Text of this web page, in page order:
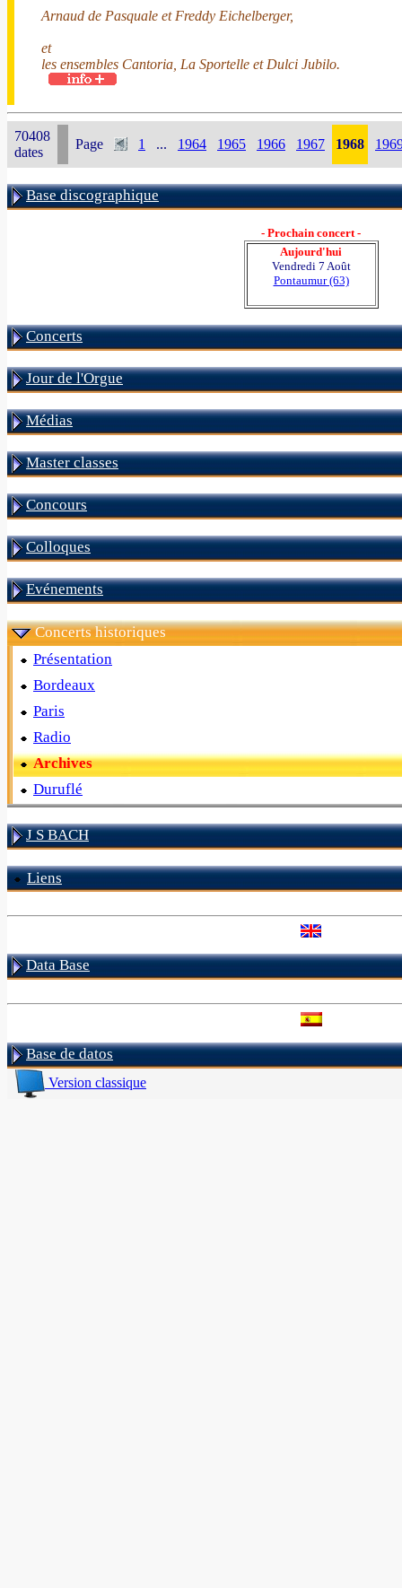
Arnaud de Pasquale et Freddy Eichelberger,
et
les ensembles Cantoria, La Sportelle et Dulci Jubilo.
70408
dates
Page 1 ... 1964 1965 1966 1967 1968
Base discographique
- Prochain concert -
Aujourd'hui
Vendredi 7 Août
Pontaumur (63)
Concerts
Jour de l'Orgue
Médias
Master classes
Concours
Colloques
Evénements
Concerts historiques
Présentation
Bordeaux
Paris
Radio
Archives
Duruflé
J S BACH
Liens
Data Base
Base de datos
Version classique